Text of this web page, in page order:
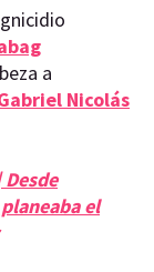
a
Nicolás
el